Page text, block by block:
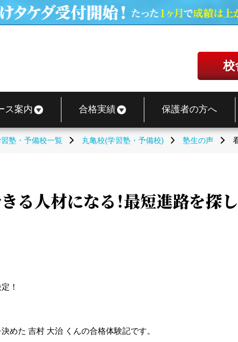
校
ス案内 合格実績 保護者の方へ
塾・予備校一覧 丸亀校(学習塾・予備校) 塾生の声
る人材になる！最短進路を探
！
めた 吉村 大治 くんの合格体験記です。